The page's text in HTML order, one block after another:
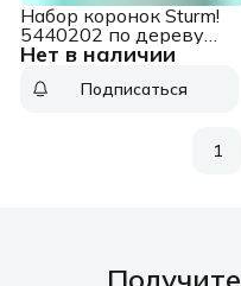
Нет в наличии
Набор коронок Sturm!
5440202 по дереву
(15пред.) для
Подписаться
1